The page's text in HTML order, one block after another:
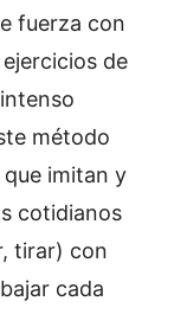
fuerza con
de
método
imitan y
cotidianos
tirar) con
cada